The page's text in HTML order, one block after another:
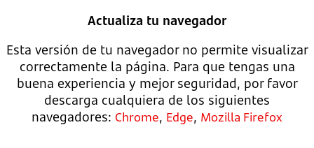
Actualiza tu navegador
Esta versión de tu navegador no permite visualizar
correctamente la página. Para que tengas una
buena experiencia y mejor seguridad, por favor
descarga cualquiera de los siguientes
navegadores: Chrome, Edge, Mozilla Firefox